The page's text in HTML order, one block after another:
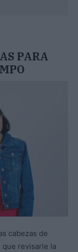
PARA
cabezas de
revisarle la